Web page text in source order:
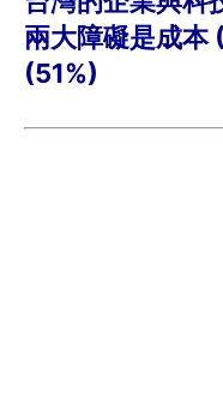
兩大障礙是成本
(51%)